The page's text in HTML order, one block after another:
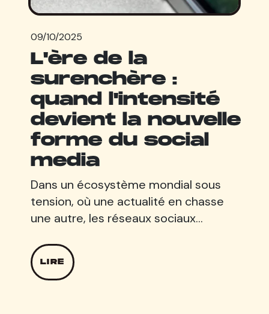
09/10/2025
L'ère de la
surenchère :
quand l'intensité
devient la nouvelle
forme du social
media
Dans un écosystème mondial sous
tension, où une actualité en chasse
une autre, les réseaux sociaux…
LIRE